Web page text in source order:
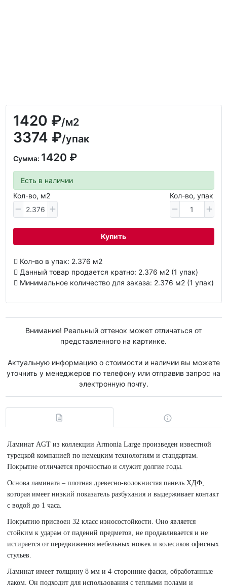
1420 ₽/м2
3374 ₽/упак
Сумма: 1420 ₽
Есть в наличии
Кол-во, м2
Кол-во, упак
Купить
Кол-во в упак: 2.376 м2
Данный товар продается кратно: 2.376 м2 (1 упак)
Минимальное количество для заказа: 2.376 м2 (1 упак)
Внимание! Реальный оттенок может отличаться от
представленного на картинке.
Актуальную информацию о стоимости и наличии вы можете
уточнить у менеджеров по телефону или отправив запрос на
электронную почту.
Ламинат AGT из коллекции Armonia Large произведен известной
турецкой компанией по немецким технологиям и стандартам.
Покрытие отличается прочностью и служит долгие годы.
Основа ламината – плотная древесно-волокнистая панель ХДФ,
которая имеет низкий показатель разбухания и выдерживает контакт
с водой до 1 часа.
Покрытию присвоен 32 класс износостойкости. Оно является
стойким к ударам от падений предметов, не продавливается и не
истирается от передвижения мебельных ножек и колесиков офисных
стульев.
Ламинат имеет толщину 8 мм и 4-сторонние фаски, обработанные
лаком. Он подходит для использования с теплыми полами и